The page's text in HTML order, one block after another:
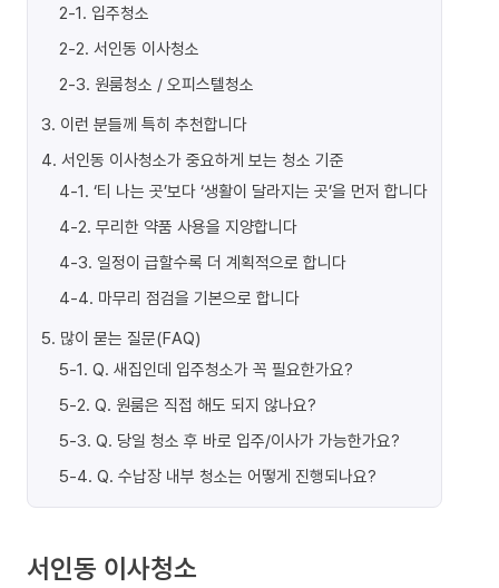
2-1. 입주청소
2-2. 서인동 이사청소
2-3. 원룸청소 / 오피스텔청소
3. 이런 분들께 특히 추천합니다
4. 서인동 이사청소가 중요하게 보는 청소 기준
4-1. ‘티 나는 곳’보다 ‘생활이 달라지는 곳’을 먼저 합니다
4-2. 무리한 약품 사용을 지양합니다
4-3. 일정이 급할수록 더 계획적으로 합니다
4-4. 마무리 점검을 기본으로 합니다
5. 많이 묻는 질문(FAQ)
5-1. Q. 새집인데 입주청소가 꼭 필요한가요?
5-2. Q. 원룸은 직접 해도 되지 않나요?
5-3. Q. 당일 청소 후 바로 입주/이사가 가능한가요?
5-4. Q. 수납장 내부 청소는 어떻게 진행되나요?
서인동 이사청소